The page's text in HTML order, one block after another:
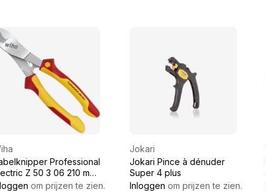
Professional
Z 50 3 06 210 mm
electric
om prijzen te zien.
Jokari
Jokari Pince à dénuder
Super 4 plus
Inloggen om prijzen te zien.